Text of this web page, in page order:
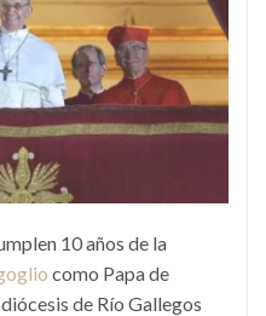
10 años de la
como Papa de
de Río Gallegos